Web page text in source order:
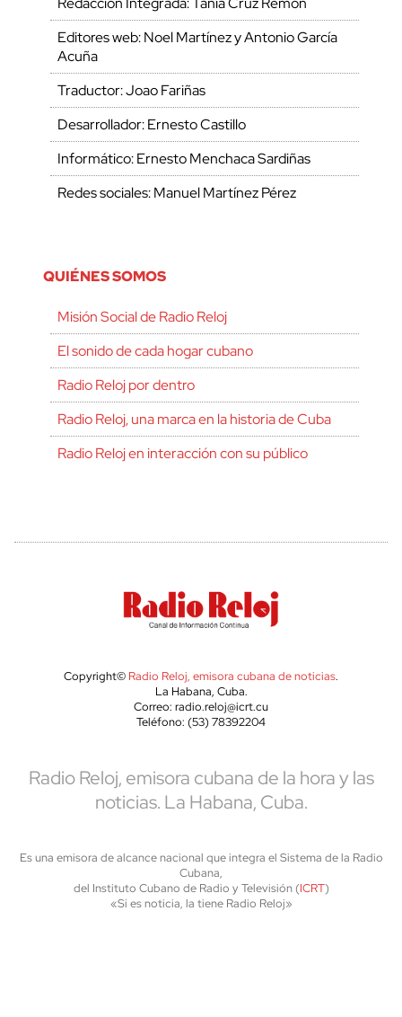
Editores web: Noel Martínez y Antonio García
Acuña
Traductor: Joao Fariñas
Desarrollador: Ernesto Castillo
Informático: Ernesto Menchaca Sardiñas
Redes sociales: Manuel Martínez Pérez
QUIÉNES SOMOS
Misión Social de Radio Reloj
El sonido de cada hogar cubano
Radio Reloj por dentro
Radio Reloj, una marca en la historia de Cuba
Radio Reloj en interacción con su público
Copyright© Radio Reloj, emisora cubana de noticias.
La Habana, Cuba.
Correo: radio.reloj@icrt.cu
Teléfono: (53) 78392204
Radio Reloj, emisora cubana de la hora y las
noticias. La Habana, Cuba.
Es una emisora de alcance nacional que integra el Sistema de la Radio
Cubana,
del Instituto Cubano de Radio y Televisión (ICRT)
«Si es noticia, la tiene Radio Reloj»